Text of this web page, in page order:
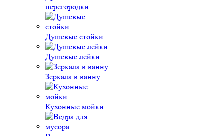
перегородки
Душевые стойки
Душевые лейки
Зеркала в ванну
Кухонные мойки